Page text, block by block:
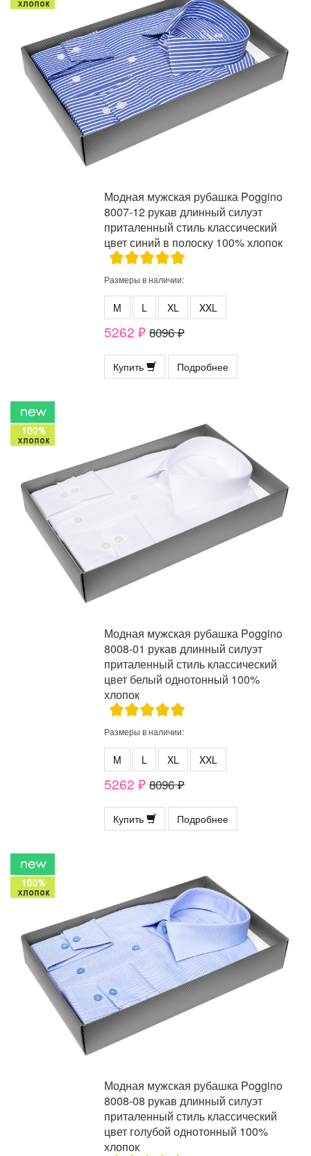
Модная мужская рубашка Poggino
8007-12 рукав длинный силуэт
приталенный стиль классический
цвет синий в полоску 100% хлопок
Размеры в наличии:
M L XL XXL
5262 ₽ 8096 ₽
Купить Подробнее
Модная мужская рубашка Poggino
8008-01 рукав длинный силуэт
приталенный стиль классический
цвет белый однотонный 100%
хлопок
Размеры в наличии:
M L XL XXL
5262 ₽ 8096 ₽
Купить Подробнее
Модная мужская рубашка Poggino
8008-08 рукав длинный силуэт
приталенный стиль классический
цвет голубой однотонный 100%
хлопок